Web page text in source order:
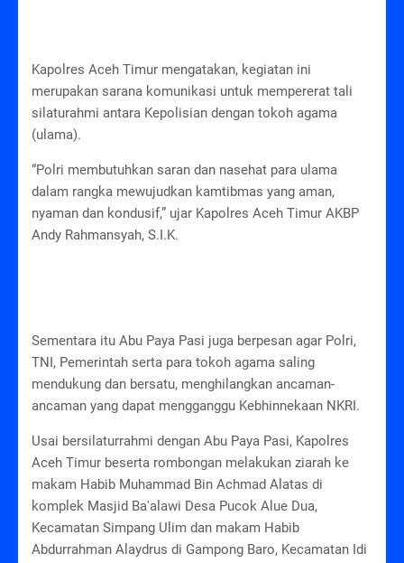
Kapolres Aceh Timur mengatakan, kegiatan ini
merupakan sarana komunikasi untuk mempererat tali
silaturahmi antara Kepolisian dengan tokoh agama
(ulama).
“Polri membutuhkan saran dan nasehat para ulama
dalam rangka mewujudkan kamtibmas yang aman,
nyaman dan kondusif,” ujar Kapolres Aceh Timur AKBP
Andy Rahmansyah, S.I.K.
Sementara itu Abu Paya Pasi juga berpesan agar Polri,
TNI, Pemerintah serta para tokoh agama saling
mendukung dan bersatu, menghilangkan ancaman-
ancaman yang dapat mengganggu Kebhinnekaan NKRI.
Usai bersilaturrahmi dengan Abu Paya Pasi, Kapolres
Aceh Timur beserta rombongan melakukan ziarah ke
makam Habib Muhammad Bin Achmad Alatas di
komplek Masjid Ba'alawi Desa Pucok Alue Dua,
Kecamatan Simpang Ulim dan makam Habib
Abdurrahman Alaydrus di Gampong Baro, Kecamatan Idi